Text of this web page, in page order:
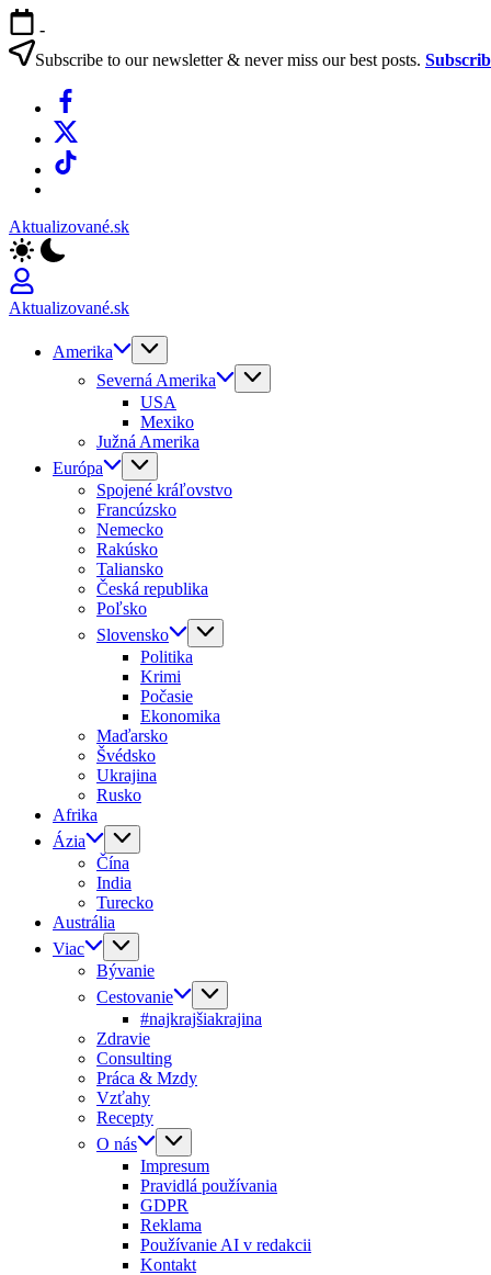
Skip
to
content
-
Subscribe to our newsletter & never miss our best posts.
Facebook
X
TikTok
Aktualizované.sk
Aktualizované.sk
Amerika
Severná Amerika
USA
Mexiko
Južná Amerika
Európa
Spojené kráľovstvo
Francúzsko
Nemecko
Rakúsko
Taliansko
Česká republika
Poľsko
Slovensko
Politika
Krimi
Počasie
Ekonomika
Maďarsko
Švédsko
Ukrajina
Rusko
Afrika
Ázia
Čína
India
Turecko
Austrália
Viac
Bývanie
Cestovanie
#najkrajšiakrajina
Zdravie
Consulting
Práca & Mzdy
Vzťahy
Recepty
O nás
Impresum
Pravidlá používania
GDPR
Reklama
Používanie AI v redakcii
Kontakt